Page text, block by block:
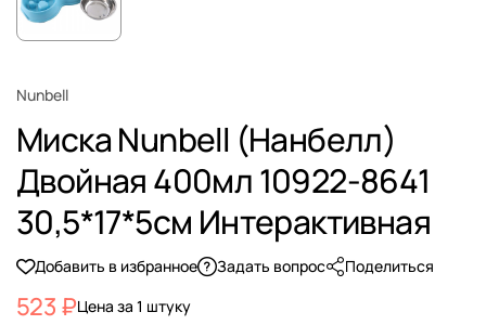
Nunbell
Миска Nunbell (Нанбелл)
Двойная 400мл 10922-8641
30,5*17*5см Интерактивная
Добавить в избранное Задать вопрос Поделиться
523 ₽Цена за 1 штуку